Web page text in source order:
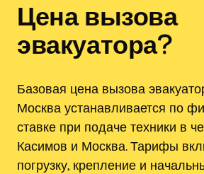
Цена вызова
эвакуатора?
Базовая цена вызова
Москва устанавливается по
ставке при подаче техники в
Касимов и Москва. Тарифы
погрузку, крепление и